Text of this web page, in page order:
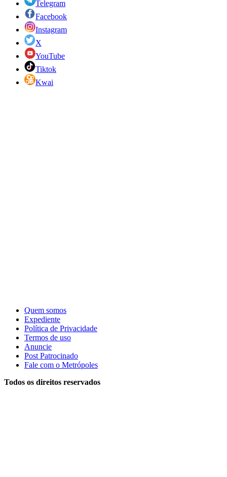
Telegram
Facebook
Instagram
X
YouTube
Tiktok
Kwai
Quem somos
Expediente
Política de Privacidade
Termos de uso
Anuncie
Post Patrocinado
Fale com o Metrópoles
Todos os direitos reservados